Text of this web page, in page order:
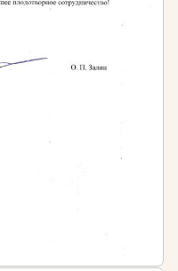
Научитесь
и презентации
дизайна.
перспективы и
эскизы и готовить
дизайна
программы: